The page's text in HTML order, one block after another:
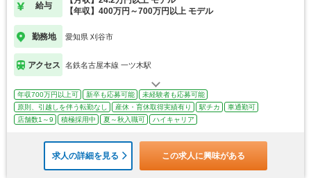
給与
【年収】400万円～700万円以上 モデル
勤務地 愛知県 刈谷市
アクセス 名鉄名古屋本線 一ツ木駅
年収700万円以上可 新卒も応募可能
未経験者も応募可能
原則、引越しを伴う転勤なし
産休・育休取得実績有り 駅チカ
車通勤可
店舗数1～9
積極採用中 夏～秋入職可 ハイキャリア
求人の詳細を見る この求人に興味がある